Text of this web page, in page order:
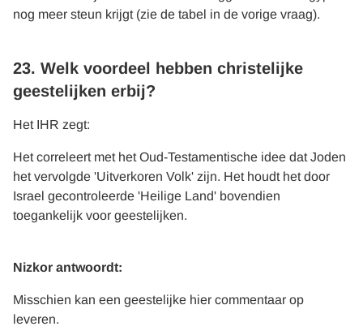
nog meer steun krijgt (zie de tabel in de vorige vraag).
23. Welk voordeel hebben christelijke
geestelijken erbij?
Het IHR zegt:
Het correleert met het Oud-Testamentische idee dat Joden
het vervolgde 'Uitverkoren Volk' zijn. Het houdt het door
Israel gecontroleerde 'Heilige Land' bovendien
toegankelijk voor geestelijken.
Nizkor antwoordt:
Misschien kan een geestelijke hier commentaar op
leveren.